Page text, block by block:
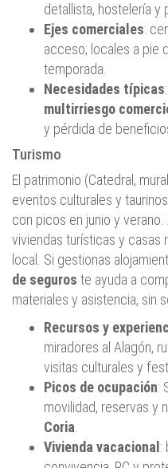
detallista, hostelería y
Ejes comerciales:
acceso; locales a pie
temporada.
Necesidades típicas
multirriesgo
y pérdida de
Turismo
El patrimonio (Catedral,
eventos culturales y
con picos en junio y
viviendas turísticas y casas
local. Si gestionas
de seguros te ayuda a
materiales y asistencia, sin
Recursos y
miradores al Alagón,
visitas culturales y
Picos de ocupación:
movilidad, reservas y
Coria.
Vivienda vacacional :